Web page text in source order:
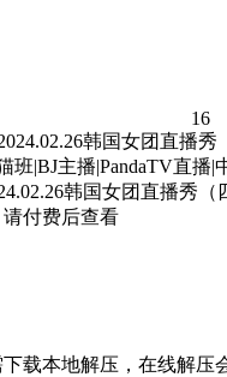
16
韩国女团直播秀（
付费后查看
载本地解压，在线解压